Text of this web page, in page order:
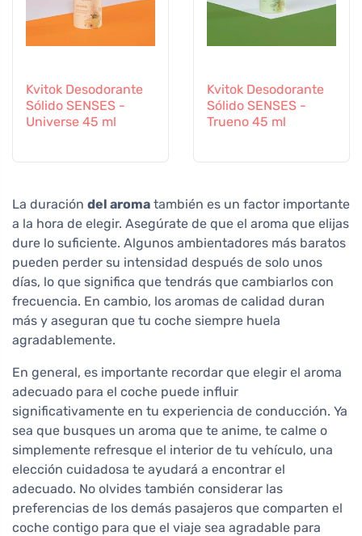
Kvitok Desodorante
Sólido SENSES -
Universe 45 ml
Kvitok Desodorante
Sólido SENSES -
Trueno 45 ml
La duración del aroma también es un factor importante
a la hora de elegir. Asegúrate de que el aroma que elijas
dure lo suficiente. Algunos ambientadores más baratos
pueden perder su intensidad después de solo unos
días, lo que significa que tendrás que cambiarlos con
frecuencia. En cambio, los aromas de calidad duran
más y aseguran que tu coche siempre huela
agradablemente.
En general, es importante recordar que elegir el aroma
adecuado para el coche puede influir
significativamente en tu experiencia de conducción. Ya
sea que busques un aroma que te anime, te calme o
simplemente refresque el interior de tu vehículo, una
elección cuidadosa te ayudará a encontrar el
adecuado. No olvides también considerar las
preferencias de los demás pasajeros que comparten el
coche contigo para que el viaje sea agradable para